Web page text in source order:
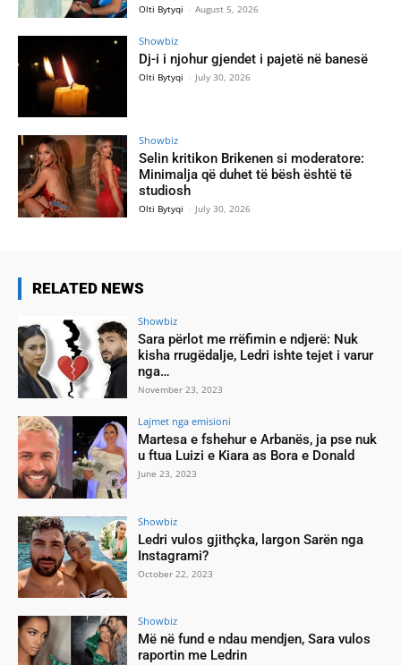
Olti Bytyqi - August 5, 2026
Showbiz
Dj-i i njohur gjendet i pajetë në banesë
Olti Bytyqi - July 30, 2026
Showbiz
Selin kritikon Brikenen si moderatore:
Minimalja që duhet të bësh është të
studiosh
Olti Bytyqi - July 30, 2026
RELATED NEWS
Showbiz
Sara përlot me rrëfimin e ndjerë: Nuk
kisha rrugëdalje, Ledri ishte tejet i varur
nga…
November 23, 2023
Lajmet nga emisioni
Martesa e fshehur e Arbanës, ja pse nuk
u ftua Luizi e Kiara as Bora e Donald
June 23, 2023
Showbiz
Ledri vulos gjithçka, largon Sarën nga
Instagrami?
October 22, 2023
Showbiz
Më në fund e ndau mendjen, Sara vulos
raportin me Ledrin